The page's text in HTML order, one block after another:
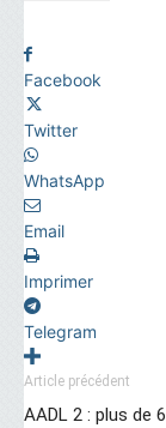
Facebook
Twitter
WhatsApp
Email
Imprimer
Telegram
Article précédent
AADL 2 : plus de